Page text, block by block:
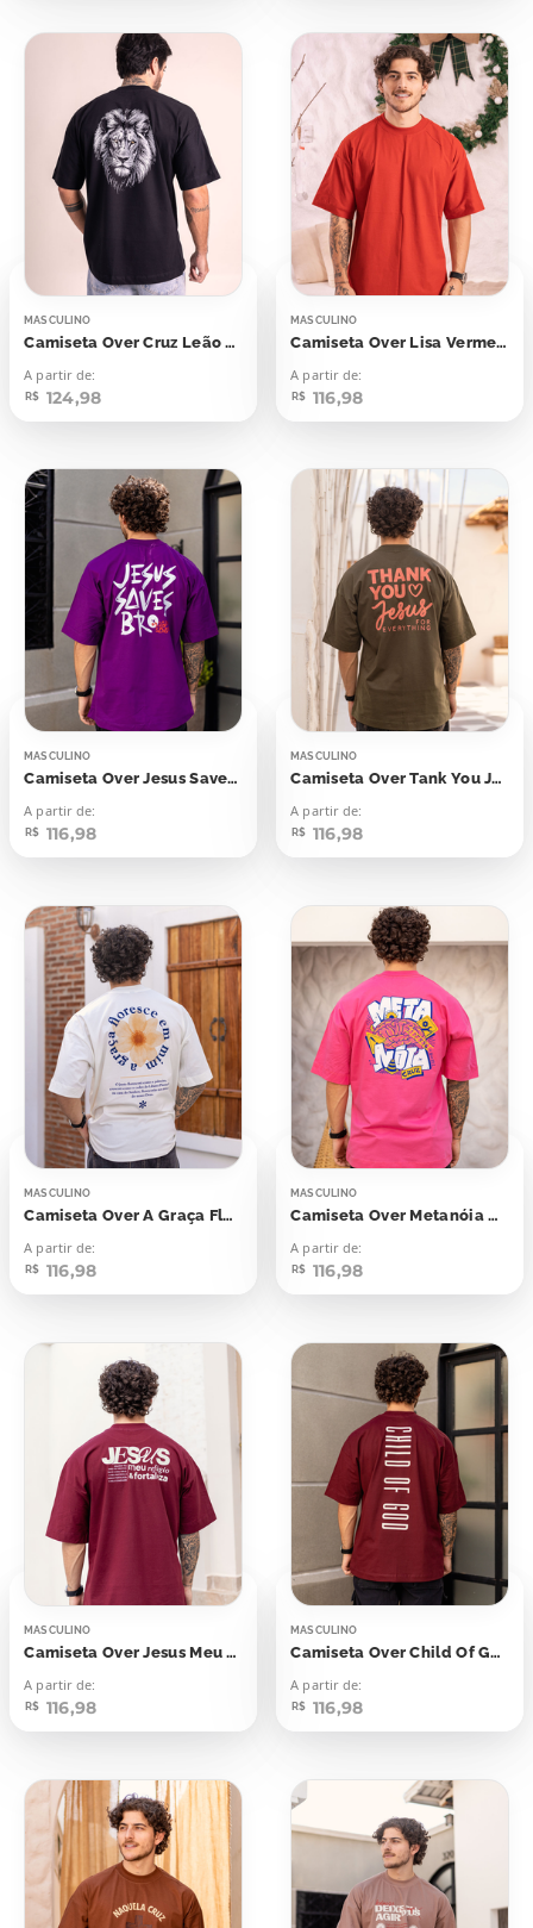
MASCULINO
Camiseta Over Cruz Leão Aplicação
A partir de:
R$ 124,98
MASCULINO
Camiseta Over Lisa Vermelho Mandarim
A partir de:
R$ 116,98
MASCULINO
Camiseta Over Jesus Saves Bro
A partir de:
R$ 116,98
MASCULINO
Camiseta Over Tank You Jesus For Everything
A partir de:
R$ 116,98
MASCULINO
Camiseta Over A Graça Floresce Em Mim
A partir de:
R$ 116,98
MASCULINO
Camiseta Over Metanóia Cruz
A partir de:
R$ 116,98
MASCULINO
Camiseta Over Jesus Meu Refúgio e Fortaleza
A partir de:
R$ 116,98
MASCULINO
Camiseta Over Child Of God
A partir de:
R$ 116,98